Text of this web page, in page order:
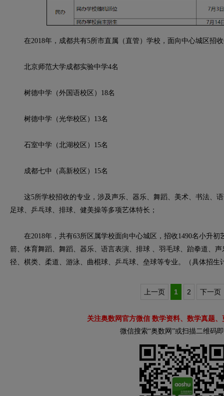
在2018年，成都共有5所市直属（直管）学校，面向中心城区招收
北京师范大学成都实验中学4名
树德中学（外国语校区）18名
树德中学（光华校区）13名
石室中学（北湖校区）15名
成都七中（高新校区）15名
这5所学校招收的专业，涉及声乐、器乐、舞蹈、美术、书法、语
足球、乒乓球、排球、健美操等多项艺体特长；
在2018年，共有63所区属学校面向中心城区，招收1490名小升初
箭、体育舞蹈、舞蹈、器乐、语言表演、排球 、羽毛球、跆拳道、
径、棋类、柔道、游泳、曲棍球、乒乓球、垒球等专业。（具体招生
上一页 1 2 下一页
关注奥数网官方微信 数学资料、数学真题
微信搜索“奥数网”或扫描二维码